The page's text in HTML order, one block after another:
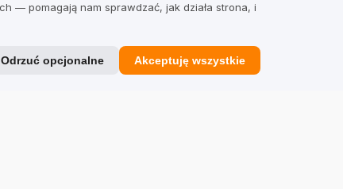
— pomagają nam sprawdzać, jak działa strona, i
Odrzuć opcjonalne Akceptuję wszystkie